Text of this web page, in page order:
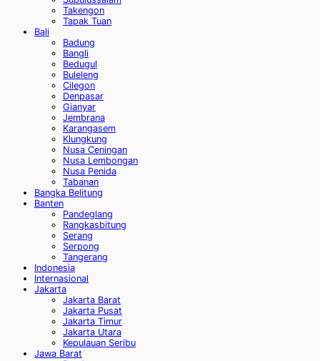
Takengon
Tapak Tuan
Bali
Badung
Bangli
Bedugul
Buleleng
Cilegon
Denpasar
Gianyar
Jembrana
Karangasem
Klungkung
Nusa Ceningan
Nusa Lembongan
Nusa Penida
Tabanan
Bangka Belitung
Banten
Pandeglang
Rangkasbitung
Serang
Serpong
Tangerang
Indonesia
Internasional
Jakarta
Jakarta Barat
Jakarta Pusat
Jakarta Timur
Jakarta Utara
Kepulauan Seribu
Jawa Barat